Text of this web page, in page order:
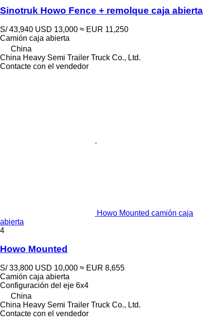
Sinotruk Howo Fence + remolque caja abierta
S/ 43,940 USD 13,000 ≈ EUR 11,250
Camión caja abierta
China
China Heavy Semi Trailer Truck Co., Ltd.
Contacte con el vendedor
Howo Mounted camión caja
abierta
4
Howo Mounted
S/ 33,800 USD 10,000 ≈ EUR 8,655
Camión caja abierta
Configuración del eje 6x4
China
China Heavy Semi Trailer Truck Co., Ltd.
Contacte con el vendedor